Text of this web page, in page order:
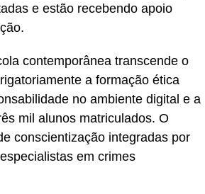
e estão recebendo apoio
contemporânea transcende o
a formação ética
no ambiente digital e a
mil alunos matriculados. O
conscientização integradas por
em crimes